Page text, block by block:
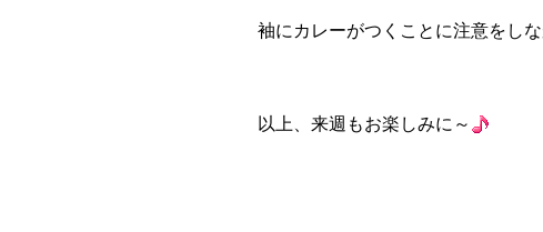
袖にカレーがつくことに注意をし
以上、来週もお楽しみに～